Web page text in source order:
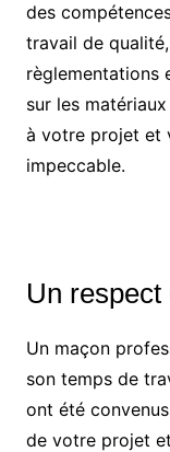
des
travail de
règlementations
sur les
à votre projet et
impeccable.
Un
Un maçon
son temps de
ont été
de votre projet